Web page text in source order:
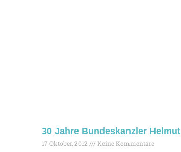
30 Jahre Bundeskanzler
17 Oktober, 2012 Keine Kommentare